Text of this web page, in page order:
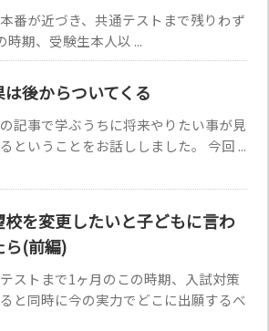
番が近づき、共通テストまで残りわず
時期、受験生本人以 ...
は後からついてくる
記事で学ぶうちに将来やりたい事が見
ということをお話ししました。 今回 ...
校を変更したいと子どもに言わ
ら(前編)
ストまで1ヶ月のこの時期、入試対策
と同時に今の実力でどこに出願するべ